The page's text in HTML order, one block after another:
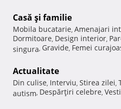
Casă şi familie
Mobila bucatarie, Amenajari
Dormitoare, Design interior,
singura, Gravide, Femei
Actualitate
Din culise, Interviu, Stirea zilei,
autism, Despărţiri celebre,